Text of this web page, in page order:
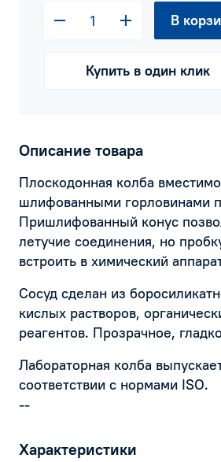
В
Купить в один клик
Описание товара
Плоскодонная колба
шлифованными горловинами
Пришлифованный конус
летучие соединения, но
встроить в химический
Сосуд сделан из
кислых растворов,
реагентов. Прозрачное,
Лабораторная колба
соответствии с нормами ISO.
--
Характеристики